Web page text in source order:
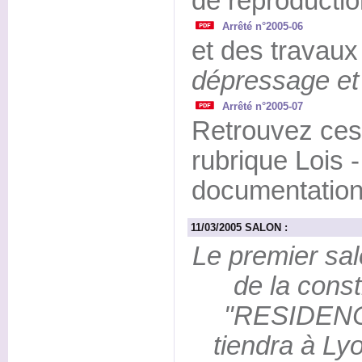
Arrêté n°2005-06
et des
dépressage
Arrêté n°2005-07
Retrouvez
rubrique Lois
11/03/2005 SALON :
Le premier
de la
tiendra à